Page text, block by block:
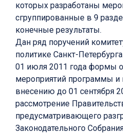
которых разработаны
сгруппированные в 9
конечные результаты.
Дан ряд поручений
политике Санкт-
01 июля 2011 года формы
мероприятий программы и
внесению до 01 сентября
рассмотрение
предусматривающего
Законодательного